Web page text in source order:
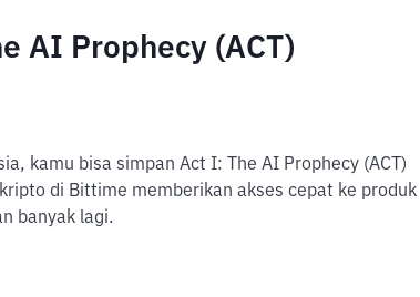
AI Prophecy (ACT)
kamu bisa simpan Act I: The AI Prophecy (ACT)
di Bittime memberikan akses cepat ke produk
banyak lagi.